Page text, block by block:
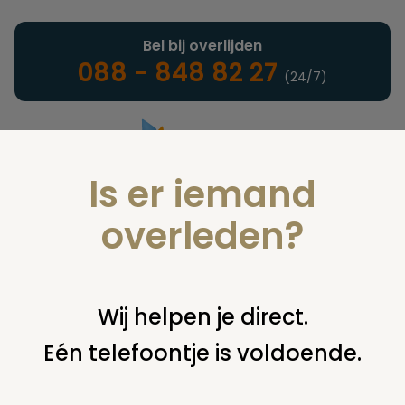
Landelijke uitvaartonderneming
Bel bij overlijden
088 - 848 82 27 (24/7)
U bent hier: home nieuws & agenda nieuws facultatieve
groep presenteert winst in 2008!
Is er iemand
overleden?
Wij helpen je direct.
Eén telefoontje is voldoende.